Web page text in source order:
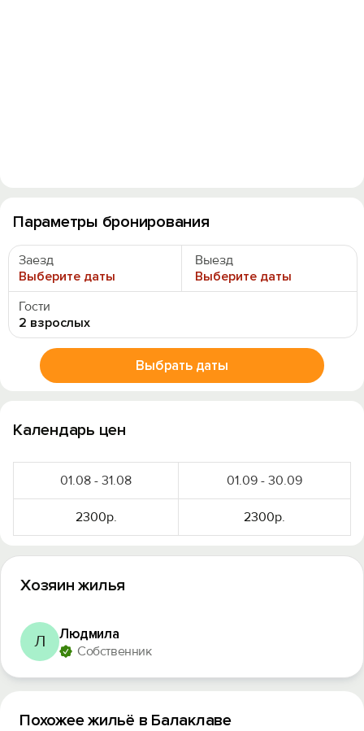
Параметры бронирования
Заезд
Выберите даты
Выезд
Выберите даты
Гости
2 взрослых
Выбрать даты
Календарь цен
01.08 - 31.08 01.09 - 30.09
2300р. 2300р.
Хозяин жилья
Л Людмила
Собственник
Похожее жильё в Балаклаве
Войти
Войти с помощью